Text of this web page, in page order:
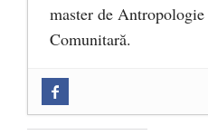
master de
Comunitară.
Mănăstirea „Sfânta